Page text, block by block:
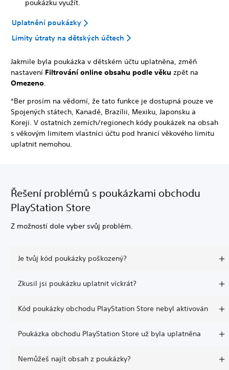
poukázku využít.
Uplatnění poukázky
Limity útraty na dětských účtech
Jakmile byla poukázka v dětském účtu uplatněna, změň
nastavení Filtrování online obsahu podle věku zpět na
Omezeno.
*Ber prosím na vědomí, že tato funkce je dostupná pouze ve
Spojených státech, Kanadě, Brazílii, Mexiku, Japonsku a
Koreji. V ostatních zemích/regionech kódy poukázek na obsah
s věkovým limitem vlastníci účtu pod hranicí věkového limitu
uplatnit nemohou.
Řešení problémů s poukázkami obchodu
PlayStation Store
Z možností dole vyber svůj problém.
Je tvůj kód poukázky poškozený?
Zkusil jsi poukázku uplatnit víckrát?
Kód poukázky obchodu PlayStation Store nebyl aktivován
Poukázka obchodu PlayStation Store už byla uplatněna
Nemůžeš najít obsah z poukázky?